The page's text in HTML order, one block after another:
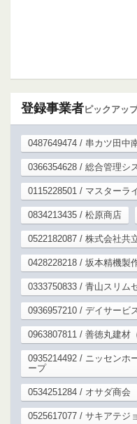
登録事業者ピックアッ
0487649474 / 串カツ田中
0366354628 / 総合管理シ
0115228501 / マスターラ
0834213435 / 松原商店
0522182087 / 株式会社共
0428228218 / 坂本精機製
0333750833 / 青山スリム
0936957210 / デイサービ
0963807811 / 善徳丸建材
0935214492 / ニッセンホ
ープ
0534251284 / オサダ商会
0525617077 / サキアテジ